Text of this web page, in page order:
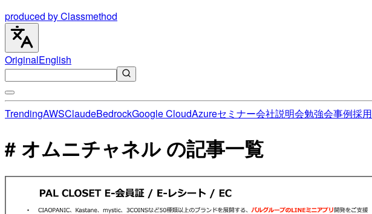
produced by Classmethod
OriginalEnglish
TrendingAWSClaudeBedrockGoogle CloudAzureセミナー会社説明会勉強会事例採用
# オムニチャネル の記事一覧